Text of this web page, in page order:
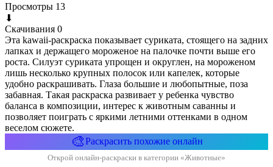
Просмотры 13
⬇
Скачивания 0
Эта kawaii-раскраска показывает суриката, стоящего на задних
лапках и держащего мороженое на палочке почти выше его
роста. Силуэт суриката упрощен и округлен, на мороженом
лишь несколько крупных полосок или капелек, которые
удобно раскрашивать. Глаза большие и любопытные, поза
забавная. Такая раскраска развивает у ребенка чувство
баланса в композиции, интерес к животным саванны и
позволяет поиграть с яркими летними оттенками в одном
веселом сюжете.
🎨Раскрасить похожие онлайн
Открой онлайн-раскраски в категории «Животные»